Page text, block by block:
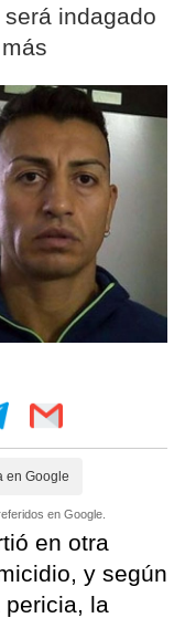
indagado
en Google
en Google.
en otra
y según
pericia, la